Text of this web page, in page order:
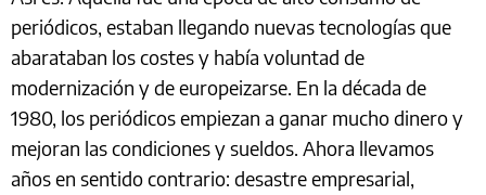
periódicos, estaban llegando nuevas tecnologías que
abarataban los costes y había voluntad de
modernización y de europeizarse. En la década de
1980, los periódicos empiezan a ganar mucho dinero y
mejoran las condiciones y sueldos. Ahora llevamos
años en sentido contrario: desastre empresarial,